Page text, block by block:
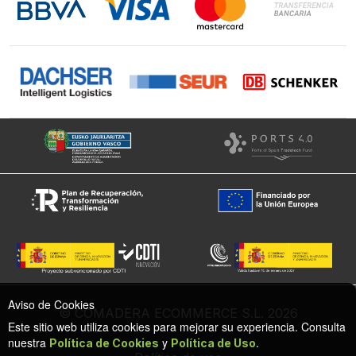
Facebook
© COMADERA ECOMMERCE S.L. 2026
Aviso de Cookies
Este sitio web utiliza cookies para mejorar su experiencia. Consulta
nuestra Política de Cookies y Política de Uso.